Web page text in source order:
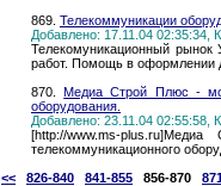
869. Телекоммуникации
Добавлено: 17.11.04 02:35:34,
Телекомуникационный рынок
работ. Помощь в оформлении
870.Медиа Строй Плюс -
оборудования.
Добавлено: 23.11.04 02:55:58,
[http://www.ms-
телекоммуникационного
<<
826-840 841-855 856-870